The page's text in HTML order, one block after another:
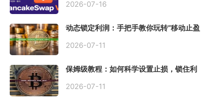
初始化
2026-07-16
动态锁定利润：手把手教你玩转“移动止盈
2026-07-11
保姆级教程：如何科学设置止损，锁住利
2026-07-11